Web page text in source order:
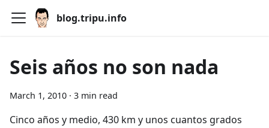
blog.tripu.info
Seis años no son nada
March 1, 2010 · 3 min read
Cinco años y medio, 430 km y unos cuantos grados